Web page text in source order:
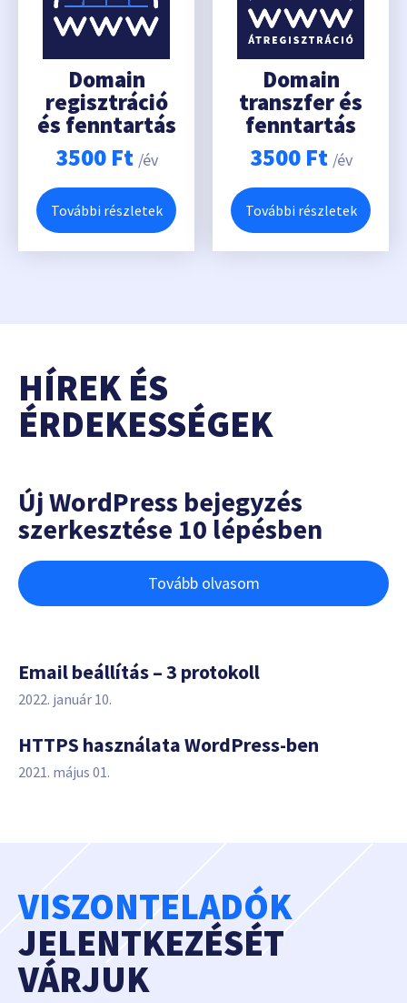
Domain
regisztráció
és fenntartás
3500 Ft /év
További részletek
Domain
transzfer és
fenntartás
3500 Ft /év
További részletek
HÍREK ÉS
ÉRDEKESSÉGEK
Új WordPress bejegyzés
szerkesztése 10 lépésben
Tovább olvasom
Email beállítás – 3 protokoll
2022. január 10.
HTTPS használata WordPress-ben
2021. május 01.
VISZONTELADÓK
JELENTKEZÉSÉT
VÁRJUK